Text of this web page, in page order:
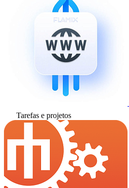
Tarefas e projetos